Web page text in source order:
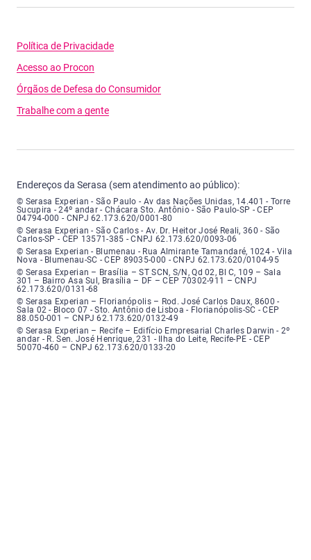
Política de Privacidade
Acesso ao Procon
Órgãos de Defesa do Consumidor
Trabalhe com a gente
Endereços da Serasa (sem atendimento ao público):
Serasa Experian - São Paulo - Endereço: Avenida das Nações Unidas,
© Serasa Experian - São Paulo - Av das Nações Unidas, 14.401 - Torre
Sucupira - 24º andar - Chácara Sto. Antônio - São Paulo-SP - CEP
04794-000 - CNPJ 62.173.620/0001-80
Serasa Experian - São Carlos - Endereço: Avenida Doutor Heitor José
© Serasa Experian - São Carlos - Av. Dr. Heitor José Reali, 360 - São
Carlos-SP - CEP 13571-385 - CNPJ 62.173.620/0093-06
Serasa Experian - Blumenau - Endereço: Rua Almirante Tamandaré,
© Serasa Experian - Blumenau - Rua Almirante Tamandaré, 1024 - Vila
Nova - Blumenau-SC - CEP 89035-000 - CNPJ 62.173.620/0104-95
Serasa Experian - Brasília, Endereço: Setor Comercial Norte, sem
© Serasa Experian – Brasília – ST SCN, S/N, Qd 02, Bl C, 109 – Sala
301 – Bairro Asa Sul, Brasília – DF – CEP 70302-911 – CNPJ
62.173.620/0131-68
Serasa Experian - Florianópolis, Endereço: Rodovia José Carlos, número
© Serasa Experian – Florianópolis – Rod. José Carlos Daux, 8600 -
Sala 02 - Bloco 07 - Sto. Antônio de Lisboa - Florianópolis-SC - CEP
88.050-001 – CNPJ 62.173.620/0132-49
Serasa Experian - Recife, Endereço: Edifício Empresarial Charles Darwin,
© Serasa Experian – Recife – Edifício Empresarial Charles Darwin - 2º
andar - R. Sen. José Henrique, 231 - Ilha do Leite, Recife-PE - CEP
50070-460 – CNPJ 62.173.620/0133-20